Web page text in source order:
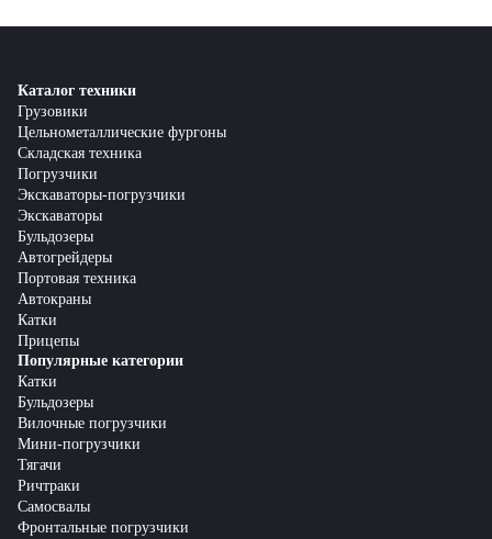
Каталог техники
Грузовики
Цельнометаллические фургоны
Складская техника
Погрузчики
Экскаваторы-погрузчики
Экскаваторы
Бульдозеры
Автогрейдеры
Портовая техника
Автокраны
Катки
Прицепы
Популярные категории
Катки
Бульдозеры
Вилочные погрузчики
Мини-погрузчики
Тягачи
Ричтраки
Самосвалы
Фронтальные погрузчики